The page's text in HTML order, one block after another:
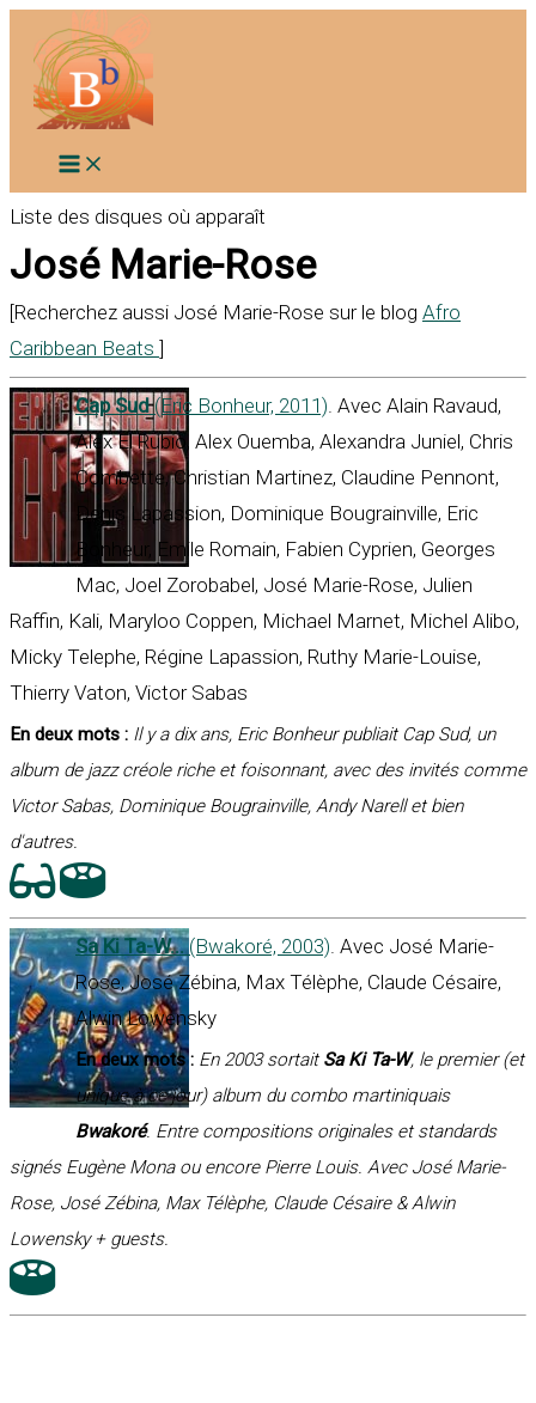
contenu
Liste des disques où apparaît
José Marie-Rose
[Recherchez aussi José Marie-Rose sur le blog Afro
Caribbean Beats ]
Cap Sud(Eric Bonheur, 2011). Avec Alain Ravaud,
Alex El Rubio, Alex Ouemba, Alexandra Juniel, Chris
Combette, Christian Martinez, Claudine Pennont,
Denis Lapassion, Dominique Bougrainville, Eric
Bonheur, Emile Romain, Fabien Cyprien, Georges
Mac, Joel Zorobabel, José Marie-Rose, Julien
Raffin, Kali, Maryloo Coppen, Michael Marnet, Michel Alibo,
Micky Telephe, Régine Lapassion, Ruthy Marie-Louise,
Thierry Vaton, Victor Sabas
En deux mots : Il y a dix ans, Eric Bonheur publiait Cap Sud, un
album de jazz créole riche et foisonnant, avec des invités comme
Victor Sabas, Dominique Bougrainville, Andy Narell et bien
d'autres.
Sa Ki Ta-W...(Bwakoré, 2003). Avec José Marie-
Rose, José Zébina, Max Télèphe, Claude Césaire,
Alwin Lowensky
En deux mots : En 2003 sortaitSa Ki Ta-W, le premier (et
unique à ce jour) album du combo martiniquais
Bwakoré. Entre compositions originales et standards
signés Eugène Mona ou encore Pierre Louis. Avec José Marie-
Rose, José Zébina, Max Télèphe, Claude Césaire & Alwin
Lowensky + guests.